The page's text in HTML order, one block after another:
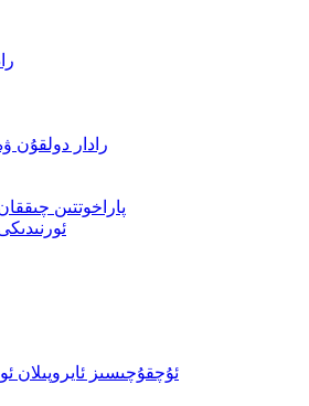
رادار
پاراخوتتىن
ئۇچقۇچىسىز ئايروپىلان